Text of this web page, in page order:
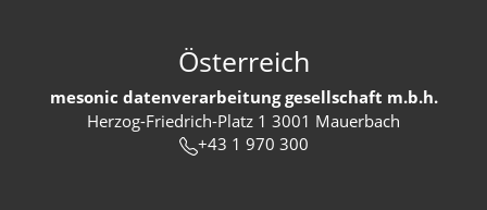
Österreich
mesonic datenverarbeitung gesellschaft m.b.h.
Herzog-Friedrich-Platz 1 3001 Mauerbach
+43 1 970 300